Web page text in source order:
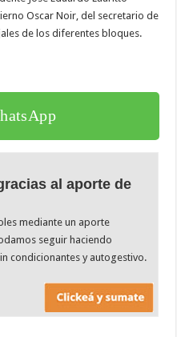
Oscar Noir, del secretario de
de los diferentes bloques.
al aporte de
mediante un aporte
seguir haciendo
condicionantes y autogestivo.